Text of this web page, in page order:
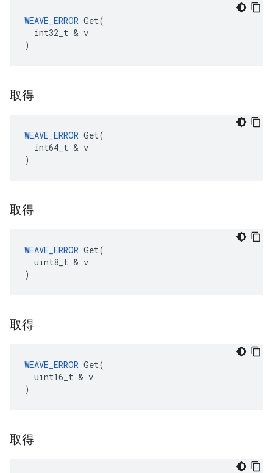
WEAVE_ERROR Get(
  int32_t & v
)
取得
WEAVE_ERROR Get(
  int64_t & v
)
取得
WEAVE_ERROR Get(
  uint8_t & v
)
取得
WEAVE_ERROR Get(
  uint16_t & v
)
取得